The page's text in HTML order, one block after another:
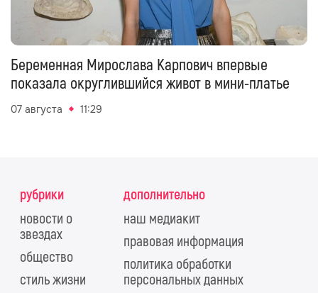
Беременная Мирослава Карпович впервые
показала округлившийся живот в мини-платье
07 августа 11:29
рубрики
новости о
звездах
общество
стиль жизни
дополнительно
наш медиакит
правовая информация
политика обработки
персональных данных